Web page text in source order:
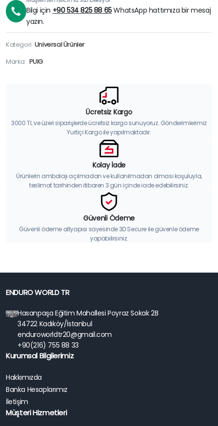
Bilgi için +90 534 825 88 65WhatsApp hattımıza bir mesaj
yazın.
Kategori Universal Ürünler
Marka: PUIG
Ücretsiz Kargo
3000 TL ve üzeri siparişlerde ücretsiz kargo sunuyoruz. Gönderimlerimiz
Yurtiçi Kargo ile yapılmaktadır.
Kolay İade
Ürünlerin ambalajı açılmadan ve kullanılmadan olması koşuluyla,
teslimat tarihinden itibaren 3 gün içinde iade edebilirsiniz.
Güvenli Ödeme
Güvenli ödeme altyapısı sayesinde 3D Secure ile güvenle ödeme
yapabilirsiniz.
ENDURO WORLD TR
Hasanpaşa Eğitim Mahallesi Poyraz Sokak 2B
34722 Kadıköy/İstanbul
enduroworldtr20@gmail.com
+90(216) 755 88 33
Kurumsal Bilgilerimiz
Hakkımızda
Banka Hesaplarımız
İletişim
Müşteri Hizmetleri